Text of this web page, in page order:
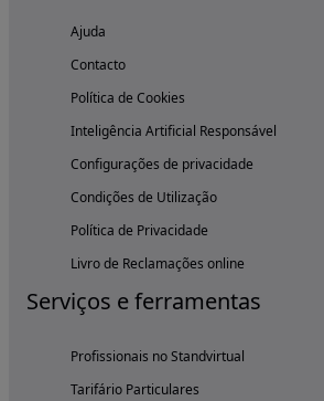
Ajuda
Contacto
Política de Cookies
Inteligência Artificial Responsável
Configurações de privacidade
Condições de Utilização
Política de Privacidade
Livro de Reclamações online
Serviços e ferramentas
Profissionais no Standvirtual
Tarifário Particulares